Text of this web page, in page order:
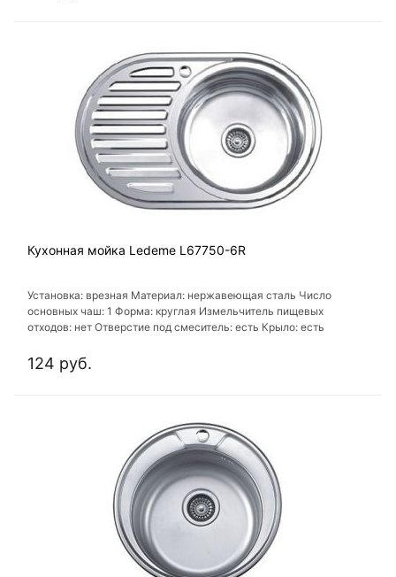
Кухонная мойка Ledeme L67750-6R
Установка: врезная Материал: нержавеющая сталь Число
основных чаш: 1 Форма: круглая Измельчитель пищевых
отходов: нет Отверстие под смеситель: есть Крыло: есть
124 руб.